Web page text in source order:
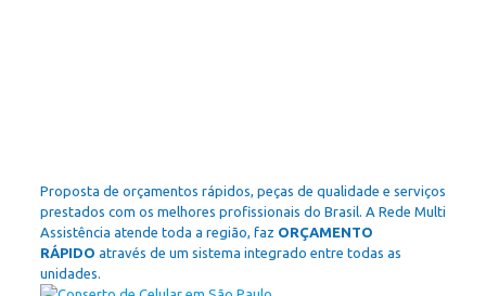
Proposta de orçamentos rápidos, peças de qualidade e serviços
prestados com os melhores profissionais do Brasil. A Rede Multi
Assistência atende toda a região, faz ORÇAMENTO
RÁPIDO através de um sistema integrado entre todas as
unidades.